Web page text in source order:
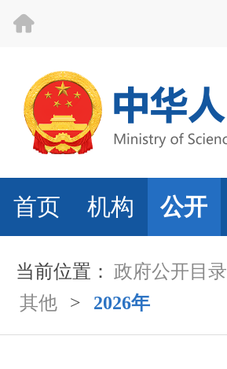
首页 机构 公开
当前位置： 政府公开目录
其他
> 2026年